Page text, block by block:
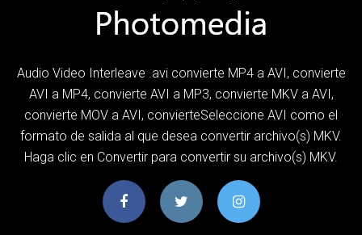
Audio Video Interleave .avi convierte MP4 a AVI, convierte
AVI a MP4, convierte AVI a MP3, convierte MKV a AVI,
convierte MOV a AVI, convierteSeleccione AVI como el
formato de salida al que desea convertir archivo(s) MKV.
Haga clic en Convertir para convertir su archivo(s) MKV.